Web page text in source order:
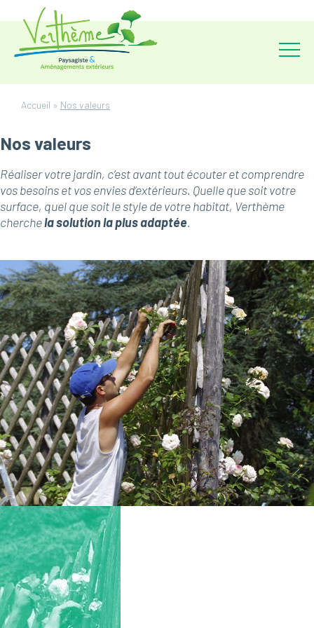
Accueil » Nos valeurs
Nos valeurs
Réaliser votre jardin, c’est avant tout écouter et comprendre
vos besoins et vos envies d’extérieurs. Quelle que soit votre
surface, quel que soit le style de votre habitat, Verthème
cherchela solution la plus adaptée.